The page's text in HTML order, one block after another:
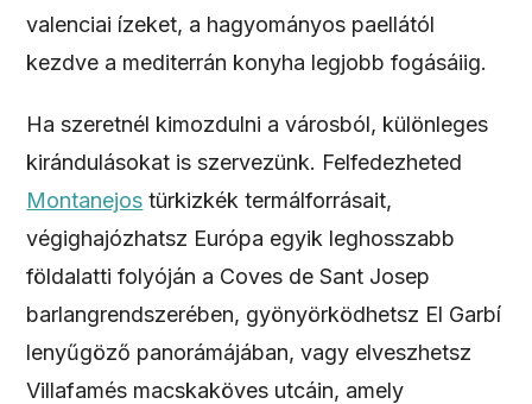
valenciai ízeket, a hagyományos paellától
kezdve a mediterrán konyha legjobb fogásáiig.
Ha szeretnél kimozdulni a városból, különleges
kirándulásokat is szervezünk. Felfedezheted
Montanejos türkizkék termálforrásait,
végighajózhatsz Európa egyik leghosszabb
földalatti folyóján a Coves de Sant Josep
barlangrendszerében, gyönyörködhetsz El Garbí
lenyűgöző panorámájában, vagy elveszhetsz
Villafamés macskaköves utcáin, amely